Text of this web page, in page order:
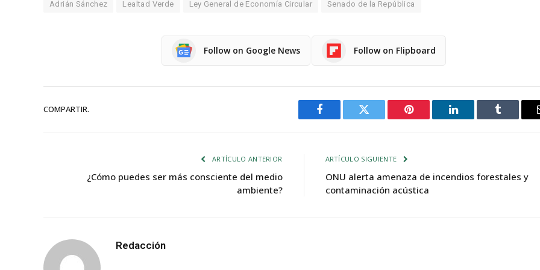
Adrián Sánchez Lealtad Verde Ley General de Economía Circular Senado de la República
Follow on Google News Follow on Flipboard
COMPARTIR.
Facebook Twitter Pinterest LinkedIn Tumblr
ARTÍCULO ANTERIOR
¿Cómo puedes ser más consciente del medio
ambiente?
ARTÍCULO SIGUIENTE
ONU alerta amenaza de incendios forestales y
contaminación acústica
Redacción